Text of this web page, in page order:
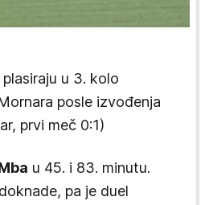
u 3. kolo
posle izvođenja
prvi meč 0:1)
u 45. i 83. minutu.
pa je duel